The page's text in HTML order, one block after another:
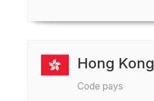
Hong Kong
Code pays